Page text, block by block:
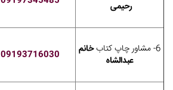
رحیمی
6- مشاور چاپ کتاب
خانم
عبدالشاه
09193716030